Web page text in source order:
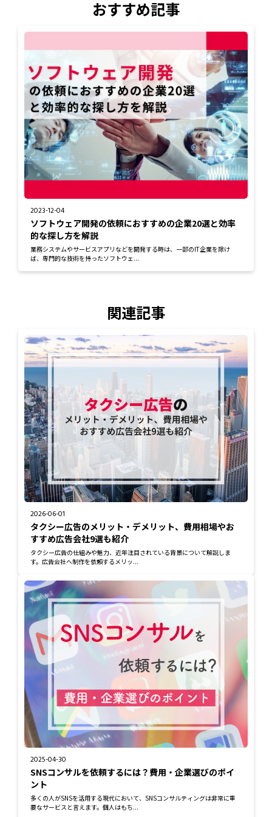
おすすめ記事
2023-12-04
ソフトウェア開発の依頼におすすめの企業20選と効率
的な探し方を解説
業務システムやサービスアプリなどを開発する時は、一部のIT企業を除け
ば、専門的な技術を持ったソフトウェ...
関連記事
2026-06-01
タクシー広告のメリット・デメリット、費用相場やお
すすめ広告会社9選も紹介
タクシー広告の仕組みや魅力、近年注目されている背景について解説しま
す。広告会社へ制作を依頼するメリッ...
2025-04-30
SNSコンサルを依頼するには？費用・企業選びのポイ
ント
多くの人がSNSを活用する現代において、SNSコンサルティングは非常に重
要なサービスと言えます。個人はもち...